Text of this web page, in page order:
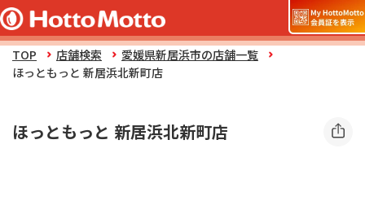
TOP 店舗検索
愛媛県新居浜市の店舗一覧
ほっともっと 新居浜北新町店
ほっともっと 新居浜北新町店